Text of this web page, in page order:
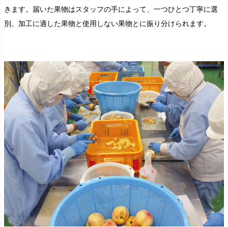
きます。届いた果物はスタッフの手によって、一つひとつ丁寧に選
別。加工に適した果物と使用しない果物とに振り分けられます。